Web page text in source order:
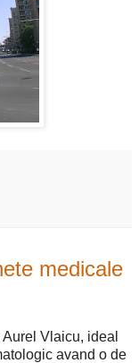
medicale
Vlaicu, ideal
avand o de